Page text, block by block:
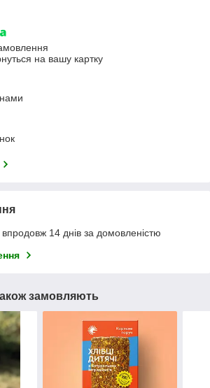
на вашу картку
14 днів за домовленістю
замовляють